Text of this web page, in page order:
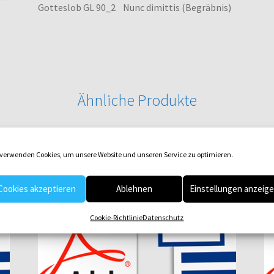
Cookies, um unsere Website und unseren Service zu optimieren.
akzeptieren Ablehnen Einstellungen
Cookie-RichtlinieDatenschutz
Gotteslob GL 90_2 Nunc dimittis (Begräbnis)
Ähnliche Produkte